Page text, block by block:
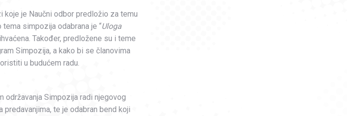
koje je Naučni odbor predložio za temu
simpozija odabrana je “Uloga
Također, predložene su i teme
Simpozija, a kako bi se članovima
u budućem radu.
održavanja Simpozija radi njegovog
te je odabran bend koji